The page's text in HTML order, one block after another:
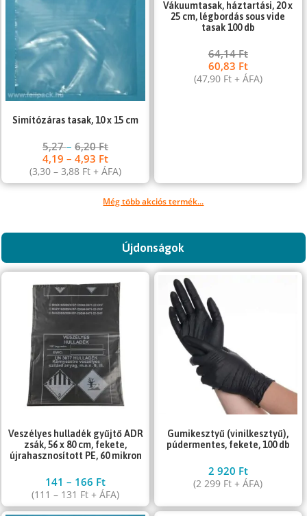
Simítózáras tasak, 10 x 15 cm
5,27–6,20Ft
4,19–4,93 Ft
(3,30–3,88 Ft + ÁFA)
Vákuumtasak, háztartási, 20 x
25 cm, légbordás sous vide
tasak 100 db
64,14Ft
60,83 Ft
(47,90 Ft+ ÁFA)
Még több akciós termék...
Újdonságok
Veszélyes hulladék gyűjtő ADR
zsák, 56 x 80 cm, fekete,
újrahasznosított PE, 60 mikron
141– 166 Ft
(111– 131 Ft + ÁFA)
Gumikesztyű (vinilkesztyű),
púdermentes, fekete, 100 db
2 920 Ft
(2 299 Ft + ÁFA)